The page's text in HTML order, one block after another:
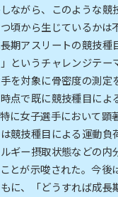
ながら、このような競
頃から生じているかは
期アスリートの競技種
というチャレンジテー
を対象に骨密度の測定
点で既に競技種目によ
に女子選手において顕
競技種目による運動負
ギー摂取状態などの内
とが示唆された。今後
に、「どうすれば成長